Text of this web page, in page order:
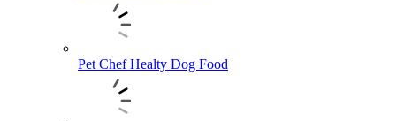
Pet Chef Healty Dog Food